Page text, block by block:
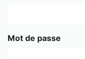
Mot de passe